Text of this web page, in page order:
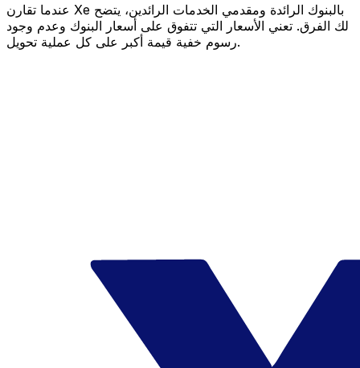
عندما تقارن Xe بالبنوك الرائدة ومقدمي الخدمات الرائدين، يتضح
لك الفرق. تعني الأسعار التي تتفوق على أسعار البنوك وعدم وجود
رسوم خفية قيمة أكبر على كل عملية تحويل.